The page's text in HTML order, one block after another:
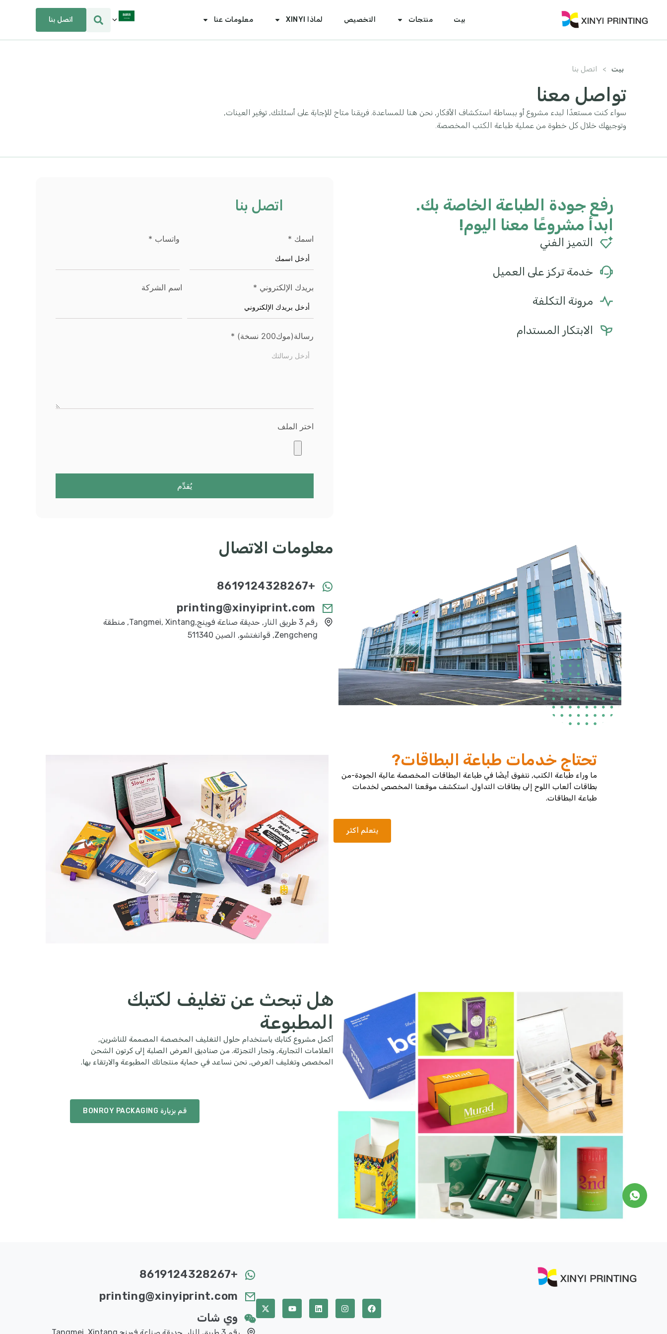
بيت منتجات التخصيص لماذا XINYI معلومات عنا اتصل بنا
بيت > اتصل بنا
تواصل معنا
سواء كنت مستعدًا لبدء مشروع أو ببساطة استكشاف الأفكار, نحن هنا للمساعدة. فريقنا متاح للإجابة على أسئلتك, توفير العينات,
وتوجيهك خلال كل خطوة من عملية طباعة الكتب المخصصة.
رفع جودة الطباعة الخاصة بك.
ابدأ مشروعًا معنا اليوم!
التميز الفني
خدمة تركز على العميل
مرونة التكلفة
الابتكار المستدام
اتصل بنا
اسمك * واتساب *
بريدك الإلكتروني * اسم الشركة
رسالة(موك200 نسخة) *
اختر الملف
يُقدِّم
معلومات الاتصال
+8619124328267
printing@xinyiprint.com
رقم 3 طريق النار, حديقة صناعة فوينج,Tangmei, Xintang, منطقة
Zengcheng, قوانغتشو, الصين 511340
تحتاج خدمات طباعة البطاقات?
ما وراء طباعة الكتب, نتفوق أيضًا في طباعة البطاقات المخصصة عالية الجودة-من
بطاقات ألعاب اللوح إلى بطاقات التداول. استكشف موقعنا المخصص لخدمات
طباعة البطاقات.
يتعلم أكثر
هل تبحث عن تغليف لكتبك
المطبوعة
أكمل مشروع كتابك باستخدام حلول التغليف المخصصة المصممة للناشرين,
العلامات التجارية, وتجار التجزئة. من صناديق العرض الصلبة إلى كرتون الشحن
المخصص وتغليف العرض, نحن نساعد في حماية منتجاتك المطبوعة والارتقاء بها.
قم بزيارة BONROY PACKAGING
+8619124328267
printing@xinyiprint.com
وي شات